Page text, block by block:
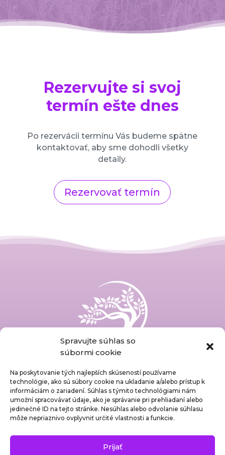
Spravujte súhlas so
súbormi cookie
Na poskytovanie tých najlepších skúseností používame
technológie, ako sú súbory cookie na ukladanie a/alebo prístup k
informáciám o zariadení. Súhlas s týmito technológiami nám
umožní spracovávať údaje, ako je správanie pri prehliadaní alebo
jedinečné ID na tejto stránke. Nesúhlas alebo odvolanie súhlasu
môže nepriaznivo ovplyvniť určité vlastnosti a funkcie.
Prijať
Rezervujte si svoj
termín ešte dnes
Po rezervácii termínu Vás budeme spätne
kontaktovať, aby sme dohodli všetky
detaily.
Rezervovať termín
Ochrana osobných údajov
Zásady cookies
Práva pacientov
Dotazník spokojnosti
Cenník služieb